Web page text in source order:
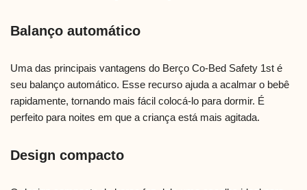
Balanço automático
Uma das principais vantagens do Berço Co-Bed Safety 1st é
seu balanço automático. Esse recurso ajuda a acalmar o bebê
rapidamente, tornando mais fácil colocá-lo para dormir. É
perfeito para noites em que a criança está mais agitada.
Design compacto